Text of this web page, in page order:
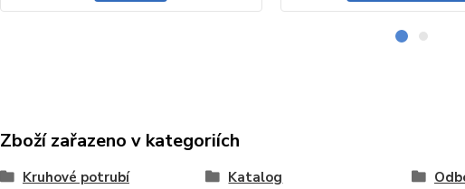
Zboží zařazeno v kategoriích
Kruhové potrubí Katalog